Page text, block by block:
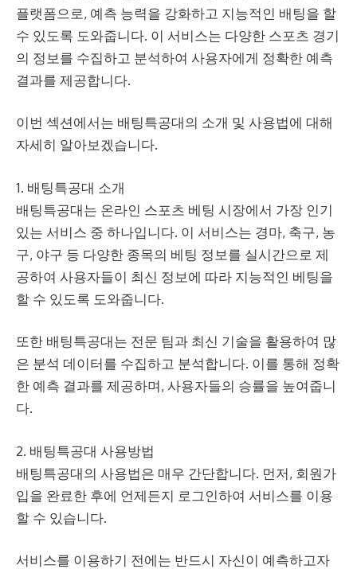
플랫폼으로, 예측 능력을 강화하고 지능적인 배팅을 할
수 있도록 도와줍니다. 이 서비스는 다양한 스포츠 경기
의 정보를 수집하고 분석하여 사용자에게 정확한 예측
결과를 제공합니다.
이번 섹션에서는 배팅특공대의 소개 및 사용법에 대해
자세히 알아보겠습니다.
1. 배팅특공대 소개
배팅특공대는 온라인 스포츠 베팅 시장에서 가장 인기
있는 서비스 중 하나입니다. 이 서비스는 경마, 축구, 농
구, 야구 등 다양한 종목의 베팅 정보를 실시간으로 제
공하여 사용자들이 최신 정보에 따라 지능적인 베팅을
할 수 있도록 도와줍니다.
또한 배팅특공대는 전문 팀과 최신 기술을 활용하여 많
은 분석 데이터를 수집하고 분석합니다. 이를 통해 정확
한 예측 결과를 제공하며, 사용자들의 승률을 높여줍니
다.
2. 배팅특공대 사용방법
배팅특공대의 사용법은 매우 간단합니다. 먼저, 회원가
입을 완료한 후에 언제든지 로그인하여 서비스를 이용
할 수 있습니다.
서비스를 이용하기 전에는 반드시 자신이 예측하고자